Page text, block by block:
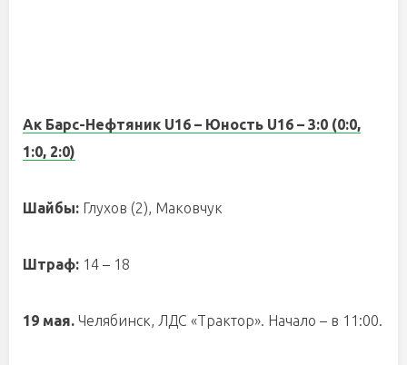
Ак Барс-Нефтяник U16 – Юность U16 – 3:0 (0:0,
1:0, 2:0)
Шайбы: Глухов (2), Маковчук
Штраф: 14 – 18
19 мая. Челябинск, ЛДС «Трактор». Начало – в 11:00.